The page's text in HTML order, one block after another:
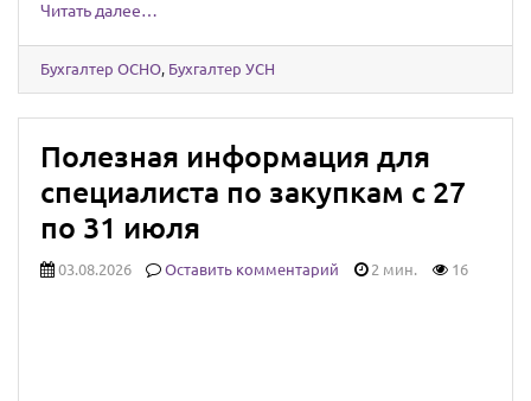
Читать далее…
Бухгалтер ОСНО, Бухгалтер УСН
Полезная информация для
специалиста по закупкам с 27
по 31 июля
03.08.2026 Оставить комментарий 2 мин. 16